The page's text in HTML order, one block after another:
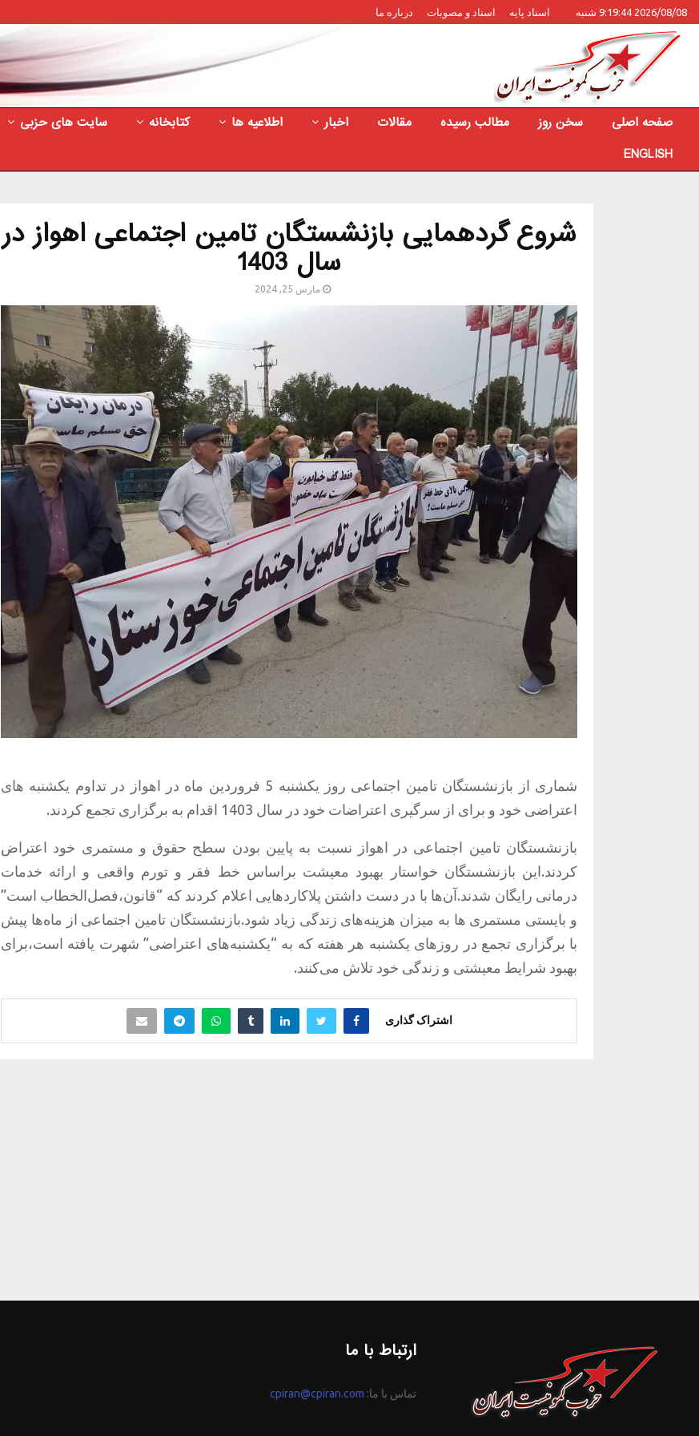
2026/08/08 9:19:44 شنبه اسناد پایه اسناد و مصوبات درباره ما
صفحه اصلی سخن روز مطالب رسیده مقالات اخبار اطلاعیه ها کتابخانه سایت های حزبی
ENGLISH
شروع گردهمایی بازنشستگان تامین اجتماعی اهواز در
سال 1403
مارس 25, 2024
شماری از بازنشستگان تامین اجتماعی روز یکشنبه 5 فروردین ماه در اهواز در تداوم یکشنبه های
اعتراضی خود و برای از سرگیری اعتراضات خود در سال 1403 اقدام به برگزاری تجمع کردند.
بازنشستگان تامین اجتماعی در اهواز نسبت به پایین بودن سطح حقوق و مستمری خود اعتراض
کردند.این بازنشستگان خواستار بهبود معیشت براساس خط فقر و تورم واقعی و ارائه خدمات
درمانی رایگان شدند.آن‌ها با در دست داشتن پلاکاردهایی اعلام کردند که “قانون،فصل‌الخطاب است”
و بایستی مستمری ها به میزان هزینه‌های زندگی زیاد شود.بازنشستگان تامین اجتماعی از ماه‌ها پیش
با برگزاری تجمع در روزهای یکشنبه هر هفته که به “یکشنبه‌های اعتراضی” شهرت یافته است،برای
بهبود شرایط معیشتی و زندگی خود تلاش می‌کنند.
اشتراک گذاری
ارتباط با ما
تماس با ما: cpiran@cpiran.com